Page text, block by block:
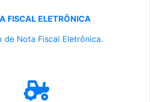
FISCAL ELETRÔNICA
de Nota Fiscal Eletrônica.